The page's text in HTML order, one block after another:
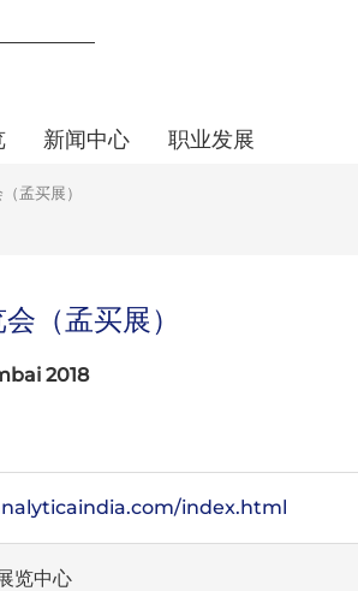
新闻中心 职业发展
孟买展）
（孟买展）
2018
index.html
览中心